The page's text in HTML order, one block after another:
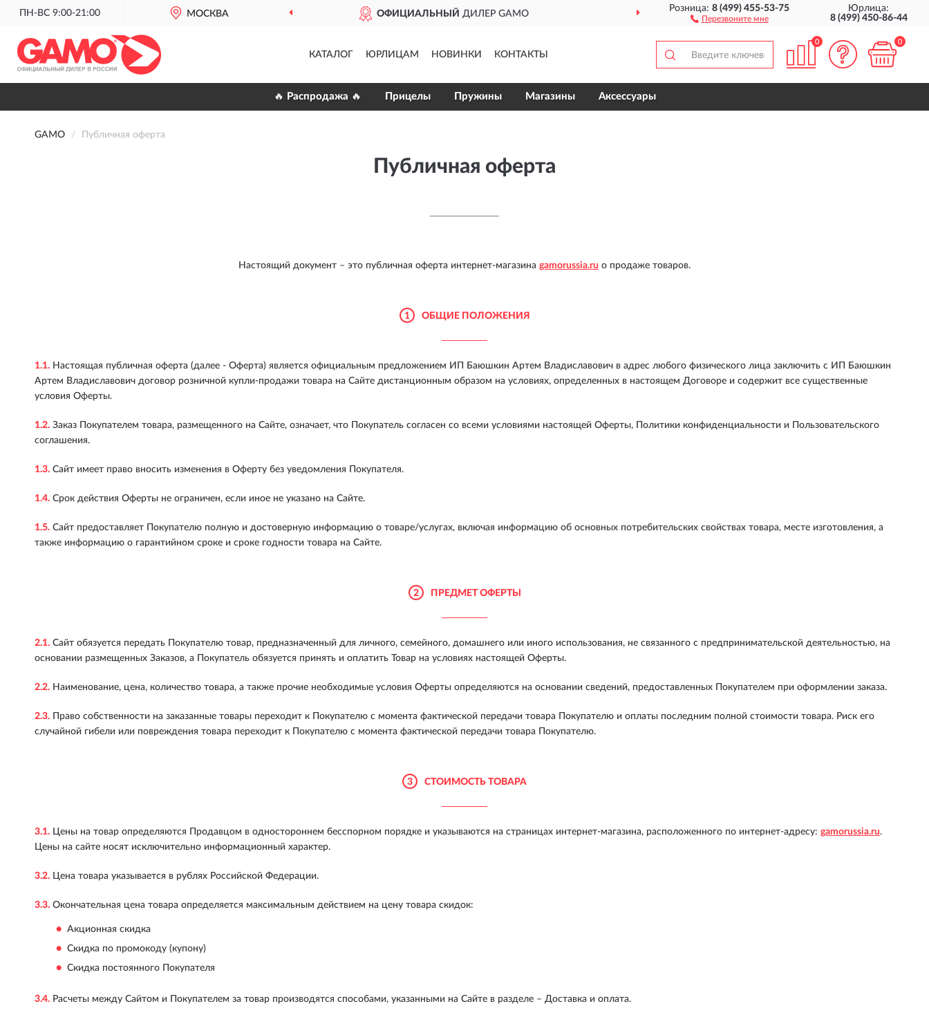
ПН-ВС 9:00-21:00 МОСКВА
ОФИЦИАЛЬНЫЙ ДИЛЕР GAMO ПО ВСЕЙ РОССИИ ДО 12
Розница:8 (499) 455-53-75
Перезвоните мне
Юрлица:
8 (499) 450-86-44
КАТАЛОГ ЮРЛИЦАМ НОВИНКИ КОНТАКТЫ
0 0
🔥 Распродажа 🔥 Прицелы Пружины Магазины Аксессуары
GAMO Публичная оферта
Публичная оферта
Настоящий документ – это публичная оферта интернет-магазина gamorussia.ru о продаже товаров.
1 ОБЩИЕ ПОЛОЖЕНИЯ
1.1. Настоящая публичная оферта (далее - Оферта) является официальным предложением ИП Баюшкин Артем Владиславович в адрес любого физического лица заключить с ИП Баюшкин
Артем Владиславович договор розничной купли-продажи товара на Сайте дистанционным образом на условиях, определенных в настоящем Договоре и содержит все существенные
условия Оферты.
1.2. Заказ Покупателем товара, размещенного на Сайте, означает, что Покупатель согласен со всеми условиями настоящей Оферты, Политики конфиденциальности и Пользовательского
соглашения.
1.3. Сайт имеет право вносить изменения в Оферту без уведомления Покупателя.
1.4. Срок действия Оферты не ограничен, если иное не указано на Сайте.
1.5. Сайт предоставляет Покупателю полную и достоверную информацию о товаре/услугах, включая информацию об основных потребительских свойствах товара, месте изготовления, а
также информацию о гарантийном сроке и сроке годности товара на Сайте.
2 ПРЕДМЕТ ОФЕРТЫ
2.1. Сайт обязуется передать Покупателю товар, предназначенный для личного, семейного, домашнего или иного использования, не связанного с предпринимательской деятельностью, на
основании размещенных Заказов, а Покупатель обязуется принять и оплатить Товар на условиях настоящей Оферты.
2.2. Наименование, цена, количество товара, а также прочие необходимые условия Оферты определяются на основании сведений, предоставленных Покупателем при оформлении заказа.
2.3. Право собственности на заказанные товары переходит к Покупателю с момента фактической передачи товара Покупателю и оплаты последним полной стоимости товара. Риск его
случайной гибели или повреждения товара переходит к Покупателю с момента фактической передачи товара Покупателю.
3 СТОИМОСТЬ ТОВАРА
3.1. Цены на товар определяются Продавцом в одностороннем бесспорном порядке и указываются на страницах интернет-магазина, расположенного по интернет-адресу: gamorussia.ru.
Цены на сайте носят исключительно информационный характер.
3.2. Цена товара указывается в рублях Российской Федерации.
3.3. Окончательная цена товара определяется максимальным действием на цену товара скидок:
Акционная скидка
Скидка по промокоду (купону)
Скидка постоянного Покупателя
3.4. Расчеты между Сайтом и Покупателем за товар производятся способами, указанными на Сайте в разделе – Доставка и оплата.